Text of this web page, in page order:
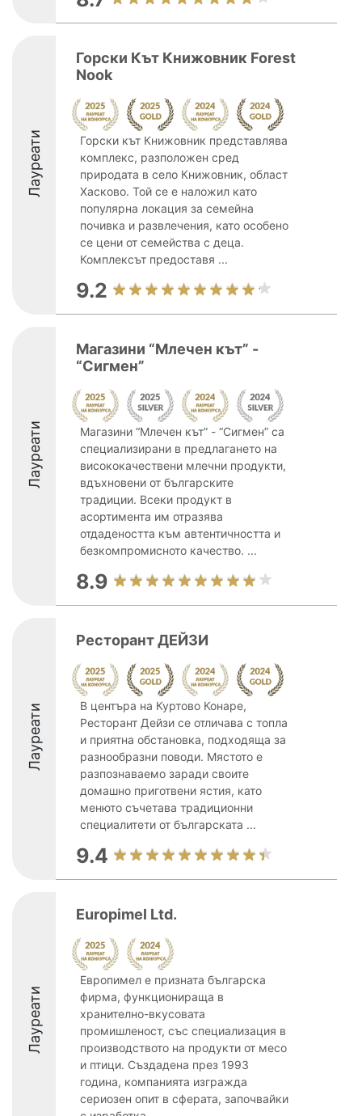
Лауреати
Горски Кът Книжовник Forest
Nook
Горски кът Книжовник представлява
комплекс, разположен сред
природата в село Книжовник, област
Хасково. Той се е наложил като
популярна локация за семейна
почивка и развлечения, като особено
се цени от семейства с деца.
Комплексът предоставя ...
9.2
Лауреати
Магазини “Млечен кът” -
“Сигмен”
Магазини “Млечен кът” - “Сигмен” са
специализирани в предлагането на
висококачествени млечни продукти,
вдъхновени от българските
традиции. Всеки продукт в
асортимента им отразява
отдадеността към автентичността и
безкомпромисното качество. ...
8.9
Лауреати
Ресторант ДЕЙЗИ
В центъра на Куртово Конаре,
Ресторант Дейзи се отличава с топла
и приятна обстановка, подходяща за
разнообразни поводи. Мястото е
разпознаваемо заради своите
домашно приготвени ястия, като
менюто съчетава традиционни
специалитети от българската ...
9.4
Лауреати
Europimel Ltd.
Европимел е призната българска
фирма, функционираща в
хранително-вкусовата
промишленост, със специализация в
производството на продукти от месо
и птици. Създадена през 1993
година, компанията изгражда
сериозен опит в сферата, започвайки